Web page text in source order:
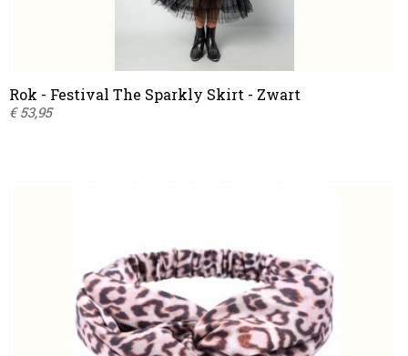
Rok - Festival The Sparkly Skirt - Zwart
€ 53,95